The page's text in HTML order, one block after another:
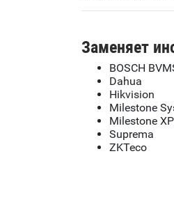
Заменяет
BOSCH
Dahua
Hikvision
Milestone
Milestone
Suprema
ZKTeco